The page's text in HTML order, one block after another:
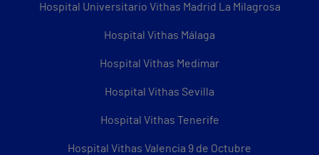
Hospital Universitario Vithas Madrid La Milagrosa
Hospital Vithas Málaga
Hospital Vithas Medimar
Hospital Vithas Sevilla
Hospital Vithas Tenerife
Hospital Vithas Valencia 9 de Octubre